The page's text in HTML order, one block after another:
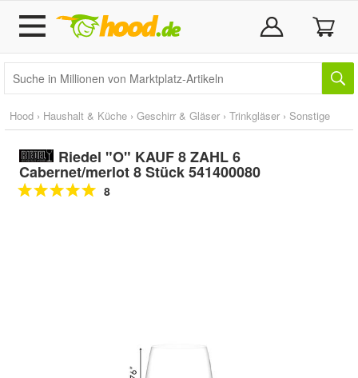
Hood › Haushalt & Küche › Geschirr & Gläser › Trinkgläser › Sonstige
Riedel "O" KAUF 8 ZAHL 6
Cabernet/merlot 8 Stück 541400080
8